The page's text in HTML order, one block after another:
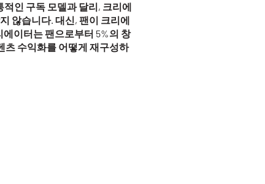
인 구독 모델과 달리, 크리에
않습니다. 대신, 팬이 크리에
이터는 팬으로부터 5%의 창
츠 수익화를 어떻게 재구성하